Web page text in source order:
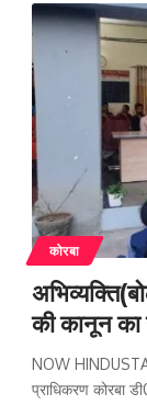
कोरबा
की कानून का
NOW
प्राधिकरण कोरबा